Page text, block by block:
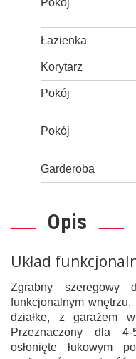
Łazienka
Korytarz
Pokój
Pokój
Garderoba
Opis
Układ
Zgrabny
funkcjonalnym
działke, z garażem
Przeznaczony dla
osłonięte łukowym